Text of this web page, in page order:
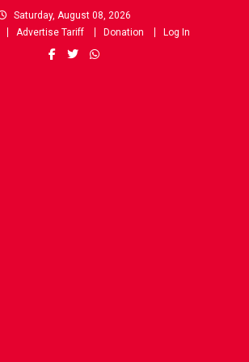
Saturday, August 08, 2026
Advertise Tariff Donation Log In